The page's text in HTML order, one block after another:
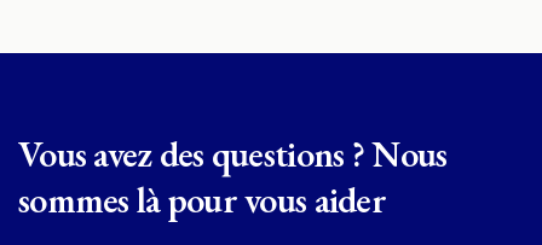
Vous avez des questions ? Nous
sommes là pour vous aider